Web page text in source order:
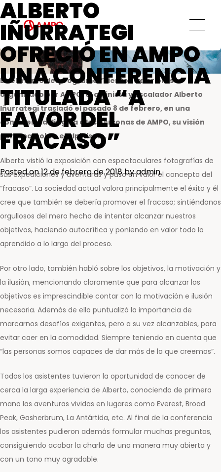
AMPO SERVICE
Servicios MRO
Soluciones de ingeniería a medida
Servicio de repuestos
Servicios de ingeniería de campo
Servicios de formación
Servicios de mantenimiento
preventivo y predictivo
Centros de reparación y
mantenimiento
AMPO FOUNDRY
Ética y transparencia
Compromiso social
ALBERTO
IÑURRATEGI
OFRECIÓ EN AMPO
UNA CONFERENCIA
TITULADA “A
FAVOR DEL
FRACASO”
Posted on12 de febrero de 2018byadmin
En el marco del programa “Vientos exteriores”
organizado por AMPO, el alpinista y escalador Alberto
Iñurrategi trasladó el pasado 8 de febrero, en una
conferencia dirigida a las personas de AMPO, su visión
personal sobre el alpinismo.
Alberto vistió la exposición con espectaculares fotografías de
sus expediciones y aventuras y puso en valor el concepto del
“fracaso”. La sociedad actual valora principalmente el éxito y él
cree que también se debería promover el fracaso; sintiéndonos
orgullosos del mero hecho de intentar alcanzar nuestros
objetivos, haciendo autocrítica y poniendo en valor todo lo
aprendido a lo largo del proceso.
Por otro lado, también habló sobre los objetivos, la motivación y
la ilusión, mencionando claramente que para alcanzar los
objetivos es imprescindible contar con la motivación e ilusión
necesaria. Además de ello puntualizó la importancia de
marcarnos desafíos exigentes, pero a su vez alcanzables, para
evitar caer en la comodidad. Siempre teniendo en cuenta que
“las personas somos capaces de dar más de lo que creemos”.
Todos los asistentes tuvieron la oportunidad de conocer de
cerca la larga experiencia de Alberto, conociendo de primera
mano las aventuras vividas en lugares como Everest, Broad
Peak, Gasherbrum, La Antártida, etc. Al final de la conferencia
los asistentes pudieron además formular muchas preguntas,
consiguiendo acabar la charla de una manera muy abierta y
con un tono muy agradable.